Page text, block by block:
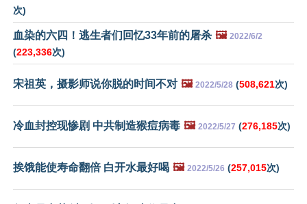
次)
血染的六四！逃生者们回忆33年前的屠杀 🖼️ 2022/6/2
(223,336次)
宋祖英，摄影师说你脱的时间不对 🖼️ 2022/5/28 (508,621次)
冷血封控现惨剧 中共制造猴痘病毒 🖼️ 2022/5/27 (276,185次)
挨饿能使寿命翻倍 白开水最好喝 🖼️ 2022/5/26 (257,015次)